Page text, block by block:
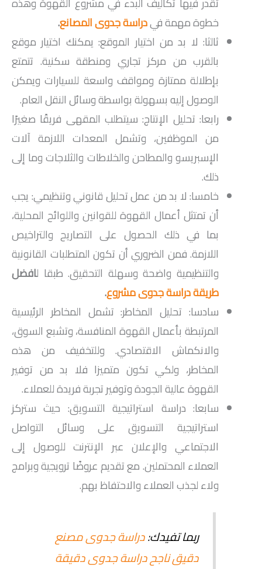
خطوة مهمة فيدراسة جدوى المصانع.
ثالثا: لا بد من اختيار الموقع: يمكنك اختيار موقع
بالقرب من مركز تجاري ومنطقة سكنية. تتمتع
بإطلالة ممتازة ومواقف واسعة للسيارات ويمكن
الوصول إليه بسهولة بواسطة وسائل النقل العام.
رابعا: تحليل الإنتاج: سيتطلب المقهى فريقًا صغيرًا
من الموظفين، وتشمل المعدات اللازمة آلات
الإسبريسو والمطاحن والخلاطات والثلاجات وما إلى
ذلك.
خامسا: لا بد من عمل تحليل قانوني وتنظيمي: يجب
أن تمتثل أعمال القهوة للقوانين واللوائح المحلية،
بما في ذلك الحصول على التصاريح والتراخيص
اللازمة. فمن الضروري أن تكون المتطلبات القانونية
والتنظيمية واضحة وسهلة التحقيق. طبقا لافضل
طريقة دراسة جدوى مشروع.
سادسا: تحليل المخاطر: تشمل المخاطر الرئيسية
المرتبطة بأعمال القهوة المنافسة، وتشبع السوق،
والانكماش الاقتصادي. وللتخفيف من هذه
المخاطر، ولكي تكون متميزا فلا بد من توفير
القهوة عالية الجودة وتوفير تجربة فريدة للعملاء.
سابعا: دراسة استراتيجية التسويق: حيث ستركز
استراتيجية التسويق على وسائل التواصل
الاجتماعي والإعلان عبر الإنترنت للوصول إلى
العملاء المحتملين. مع تقديم عروضًا ترويجية وبرامج
ولاء لجذب العملاء والاحتفاظ بهم.
ربما تفيدك:دراسة جدوى مصنع
دقيق ناجح دراسة جدوى دقيقة